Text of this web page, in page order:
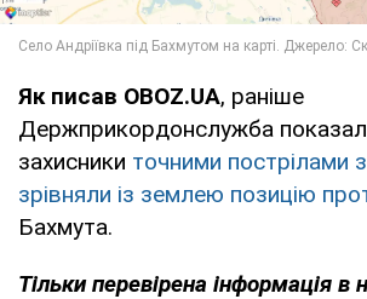
Як писав OBOZ.UA, раніше
Держприкордонслужба
захисники точними пострілами
зрівняли із землею позицію
Бахмута.
Тільки перевірена інформація в